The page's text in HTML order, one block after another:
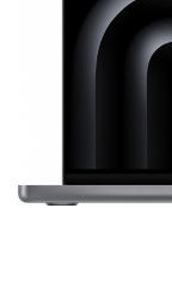
Apple AirTag
Inele Smart
Sisteme PC &